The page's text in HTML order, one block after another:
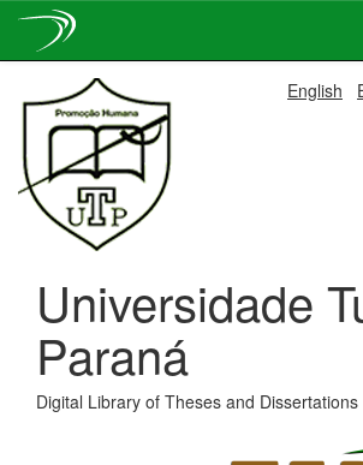
navigation
English
Universidade
Paraná
Digital Library of Theses and Dissertations